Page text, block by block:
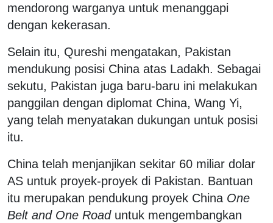
mendorong warganya untuk menanggapi
dengan kekerasan.
Selain itu, Qureshi mengatakan, Pakistan
mendukung posisi China atas Ladakh. Sebagai
sekutu, Pakistan juga baru-baru ini melakukan
panggilan dengan diplomat China, Wang Yi,
yang telah menyatakan dukungan untuk posisi
itu.
China telah menjanjikan sekitar 60 miliar dolar
AS untuk proyek-proyek di Pakistan. Bantuan
itu merupakan pendukung proyek China One
Belt and One Roaduntuk mengembangkan